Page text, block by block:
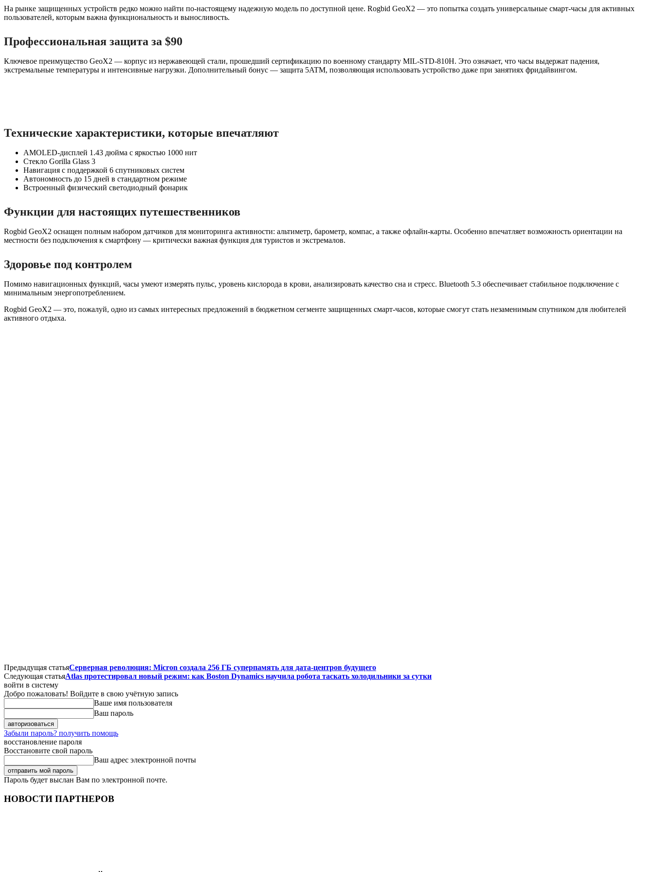
На рынке защищенных устройств редко можно найти по-настоящему надежную модель по доступной цене. Rogbid GeoX2 — это попытка создать универсальные смарт-часы для активных
пользователей, которым важна функциональность и выносливость.
Профессиональная защита за $90
Ключевое преимущество GeoX2 — корпус из нержавеющей стали, прошедший сертификацию по военному стандарту MIL-STD-810H. Это означает, что часы выдержат падения,
экстремальные температуры и интенсивные нагрузки. Дополнительный бонус — защита 5ATM, позволяющая использовать устройство даже при занятиях фридайвингом.
Технические характеристики, которые впечатляют
AMOLED-дисплей 1.43 дюйма с яркостью 1000 нит
Стекло Gorilla Glass 3
Навигация с поддержкой 6 спутниковых систем
Автономность до 15 дней в стандартном режиме
Встроенный физический светодиодный фонарик
Функции для настоящих путешественников
Rogbid GeoX2 оснащен полным набором датчиков для мониторинга активности: альтиметр, барометр, компас, а также офлайн-карты. Особенно впечатляет возможность ориентации на
местности без подключения к смартфону — критически важная функция для туристов и экстремалов.
Здоровье под контролем
Помимо навигационных функций, часы умеют измерять пульс, уровень кислорода в крови, анализировать качество сна и стресс. Bluetooth 5.3 обеспечивает стабильное подключение с
минимальным энергопотреблением.
Rogbid GeoX2 — это, пожалуй, одно из самых интересных предложений в бюджетном сегменте защищенных смарт-часов, которые смогут стать незаменимым спутником для любителей
активного отдыха.
Предыдущая статьяСерверная революция: Micron создала 256 ГБ суперпамять для дата-центров будущего
Следующая статьяAtlas протестировал новый режим: как Boston Dynamics научила робота таскать холодильники за сутки
войти в систему
Добро пожаловать! Войдите в свою учётную запись
Ваше имя пользователя
Ваш пароль
Забыли пароль? получить помощь
восстановление пароля
Восстановите свой пароль
Ваш адрес электронной почты
Пароль будет выслан Вам по электронной почте.
НОВОСТИ ПАРТНЕРОВ